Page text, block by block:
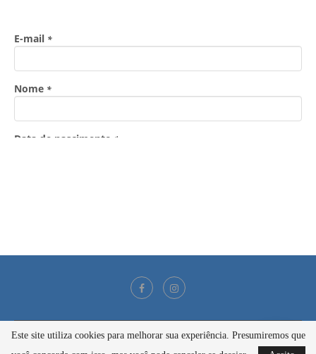
@2021 - Todos os direitos reservados
Este site utiliza cookies para melhorar sua experiência. Presumiremos que